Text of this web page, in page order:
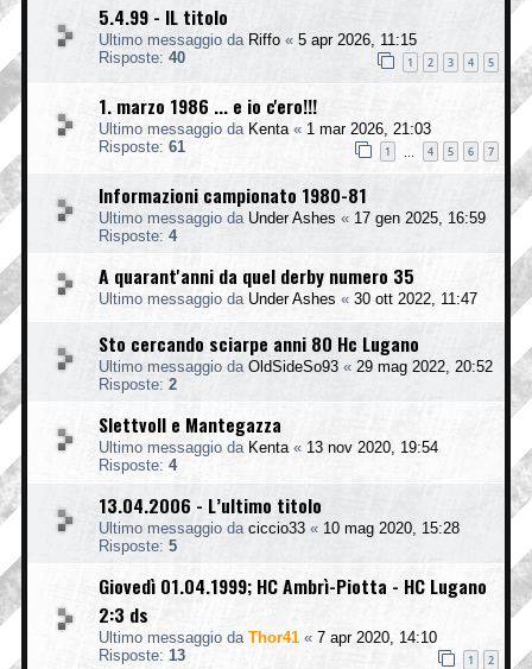
5.4.99 - IL titolo
Ultimo messaggio da Riffo « 5 apr 2026, 11:15
Risposte: 40 1 2 3 4 5
1. marzo 1986 ... e io c'ero!!!
Ultimo messaggio da Kenta « 1 mar 2026, 21:03
Risposte: 61 1 4 5 6 7
Informazioni campionato 1980-81
Ultimo messaggio da Under Ashes « 17 gen 2025, 16:59
Risposte: 4
A quarant'anni da quel derby numero 35
Ultimo messaggio da Under Ashes « 30 ott 2022, 11:47
Sto cercando sciarpe anni 80 Hc Lugano
Ultimo messaggio da OldSideSo93 « 29 mag 2022, 20:52
Risposte: 2
Slettvoll e Mantegazza
Ultimo messaggio da Kenta « 13 nov 2020, 19:54
Risposte: 4
13.04.2006 - L’ultimo titolo
Ultimo messaggio da ciccio33 « 10 mag 2020, 15:28
Risposte: 5
Giovedì 01.04.1999; HC Ambrì-Piotta - HC Lugano
2:3 ds
Ultimo messaggio da Thor41 « 7 apr 2020, 14:10
Risposte: 13 1 2